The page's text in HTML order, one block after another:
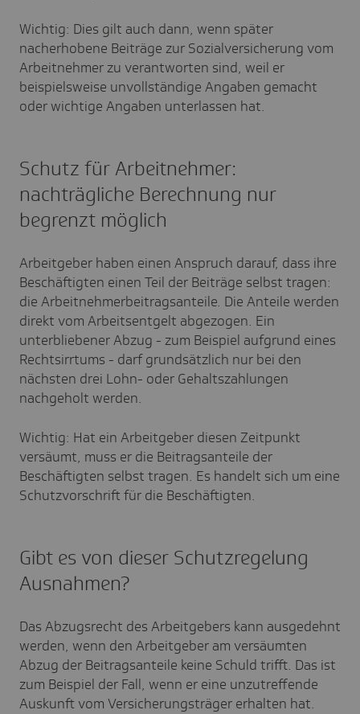
Wichtig: Dies gilt auch dann, wenn später
nacherhobene Beiträge zur Sozialversicherung vom
Arbeitnehmer zu verantworten sind, weil er
beispielsweise unvollständige Angaben gemacht
oder wichtige Angaben unterlassen hat.
Schutz für Arbeitnehmer:
nachträgliche Berechnung nur
begrenzt möglich
Arbeitgeber haben einen Anspruch darauf, dass ihre
Beschäftigten einen Teil der Beiträge selbst tragen:
die Arbeitnehmerbeitragsanteile. Die Anteile werden
direkt vom Arbeitsentgelt abgezogen. Ein
unterbliebener Abzug - zum Beispiel aufgrund eines
Rechtsirrtums - darf grundsätzlich nur bei den
nächsten drei Lohn- oder Gehaltszahlungen
nachgeholt werden.
Wichtig: Hat ein Arbeitgeber diesen Zeitpunkt
versäumt, muss er die Beitragsanteile der
Beschäftigten selbst tragen. Es handelt sich um eine
Schutzvorschrift für die Beschäftigten.
Gibt es von dieser Schutzregelung
Ausnahmen?
Das Abzugsrecht des Arbeitgebers kann ausgedehnt
werden, wenn den Arbeitgeber am versäumten
Abzug der Beitragsanteile keine Schuld trifft. Das ist
zum Beispiel der Fall, wenn er eine unzutreffende
Auskunft vom Versicherungsträger erhalten hat.